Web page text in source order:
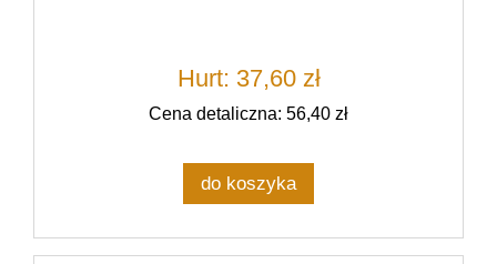
Hurt: 37,60 zł
Cena detaliczna: 56,40 zł
do koszyka